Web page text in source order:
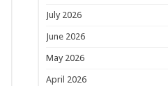
July 2026
June 2026
May 2026
April 2026